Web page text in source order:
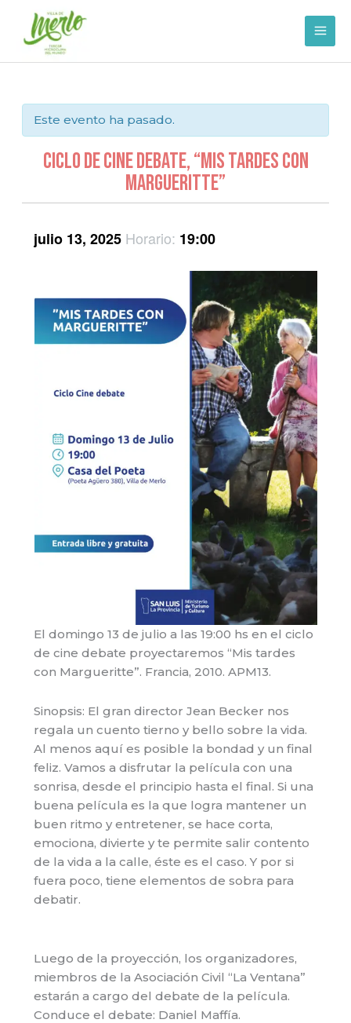
contenido
Este evento ha pasado.
Ciclo de CIne Debate, “Mis Tardes con
Margueritte”
julio 13, 2025 Horario: 19:00
El domingo 13 de julio a las 19:00 hs en el ciclo
de cine debate proyectaremos “Mis tardes
con Margueritte”. Francia, 2010. APM13.
Sinopsis: El gran director Jean Becker nos
regala un cuento tierno y bello sobre la vida.
Al menos aquí es posible la bondad y un final
feliz. Vamos a disfrutar la película con una
sonrisa, desde el principio hasta el final. Si una
buena película es la que logra mantener un
buen ritmo y entretener, se hace corta,
emociona, divierte y te permite salir contento
de la vida a la calle, éste es el caso. Y por si
fuera poco, tiene elementos de sobra para
debatir.
Luego de la proyección, los organizadores,
miembros de la Asociación Civil “La Ventana”
estarán a cargo del debate de la película.
Conduce el debate: Daniel Maffía.